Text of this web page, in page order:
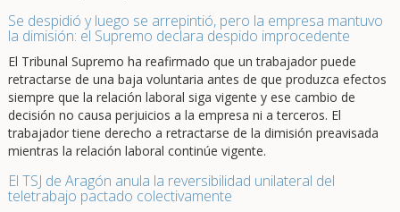
Se despidió y luego se arrepintió, pero la empresa mantuvo
la dimisión: el Supremo declara despido improcedente
El Tribunal Supremo ha reafirmado que un trabajador puede
retractarse de una baja voluntaria antes de que produzca efectos
siempre que la relación laboral siga vigente y ese cambio de
decisión no causa perjuicios a la empresa ni a terceros. El
trabajador tiene derecho a retractarse de la dimisión preavisada
mientras la relación laboral continúe vigente.
El TSJ de Aragón anula la reversibilidad unilateral del
teletrabajo pactado colectivamente